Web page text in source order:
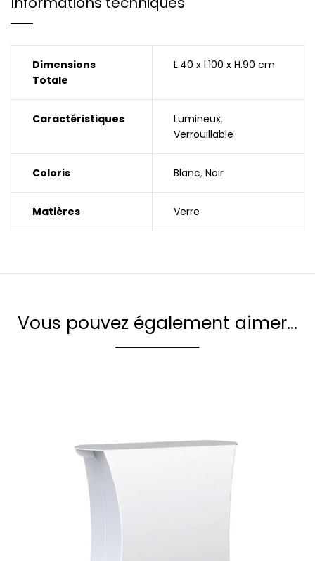
Dimensions
Totale
L.40 x l.100 x H.90 cm
Caractéristiques Lumineux,
Verrouillable
Coloris Blanc, Noir
Matières Verre
Vous pouvez également aimer…